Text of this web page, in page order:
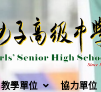
教學單位 協力單位